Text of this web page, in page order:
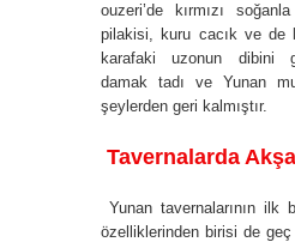
ouzeri’de kırmızı
pilakisi, kuru cacık ve de
karafaki uzonun dibini
damak tadı ve Yunan
şeylerden geri kalmıştır.
Tavernalarda
Yunan tavernalarının ilk
özelliklerinden birisi de geç